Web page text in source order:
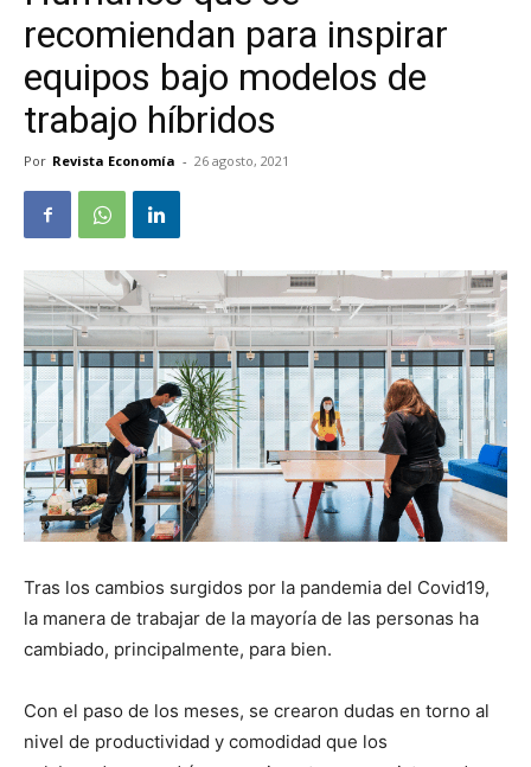
recomiendan para inspirar
equipos bajo modelos de
trabajo híbridos
Por Revista Economía - 26 agosto, 2021
Tras los cambios surgidos por la pandemia del Covid19,
la manera de trabajar de la mayoría de las personas ha
cambiado, principalmente, para bien.
Con el paso de los meses, se crearon dudas en torno al
nivel de productividad y comodidad que los